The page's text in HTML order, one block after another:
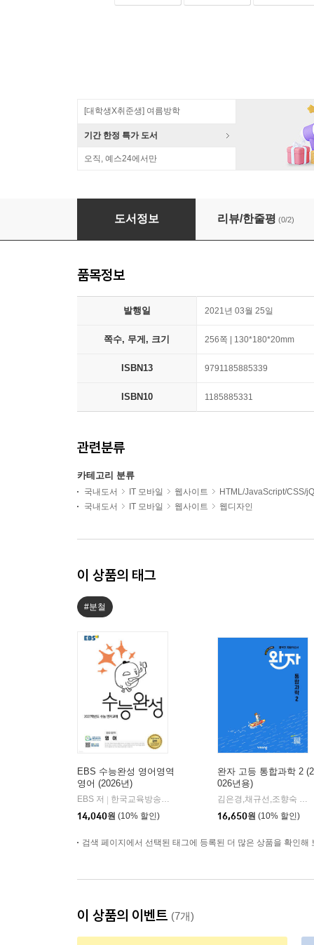
[대학생X취준생] 여름방학
기간 한정 특가 도서
오직, 예스24에서만
CSS 핵심 실용 가이드
도서정보 리뷰/한줄평 (0/2)
품목정보
발행일 2021년 03월 25일
쪽수, 무게, 크기 256쪽 | 130*180*20mm
ISBN13 9791185885339
ISBN10 1185885331
관련분류
카테고리 분류
국내도서 IT 모바일 웹사이트
HTML/JavaScript/CSS/
국내도서
IT 모바일 웹사이트 웹디자인
이 상품의 태그
#분철
EBS 수능완성 영어영역
영어 (2026년)
EBS 저
한국교육방송공사
14,040원 (10% 할인)
완자 고등 통합과학 2 (2
026년용)
김은경,채규선,조향숙 등저
16,650원 (10% 할인)
검색 페이지에서 선택된 태그에 등록된 더 많은 상품을 확인해
이 상품의 이벤트 (7개)